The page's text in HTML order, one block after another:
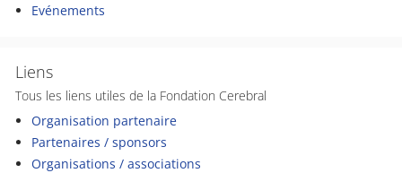
Evénements
Liens
Tous les liens utiles de la Fondation Cerebral
Organisation partenaire
Partenaires / sponsors
Organisations / associations